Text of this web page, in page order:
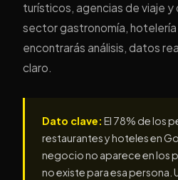
turísticos, agencias de viaje y
sector gastronomía, hotelería
encontrarás análisis, datos
claro.
Dato clave: El 78% de los
restaurantes y hoteles en
negocio no aparece en los
no existe para esa persona.